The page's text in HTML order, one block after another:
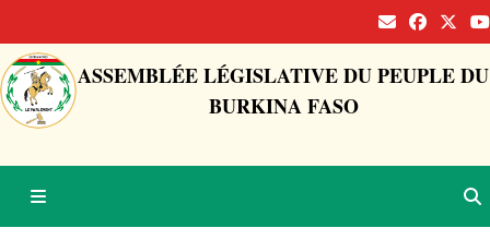
ASSEMBLÉE LÉGISLATIVE DU PEUPLE DU
BURKINA FASO